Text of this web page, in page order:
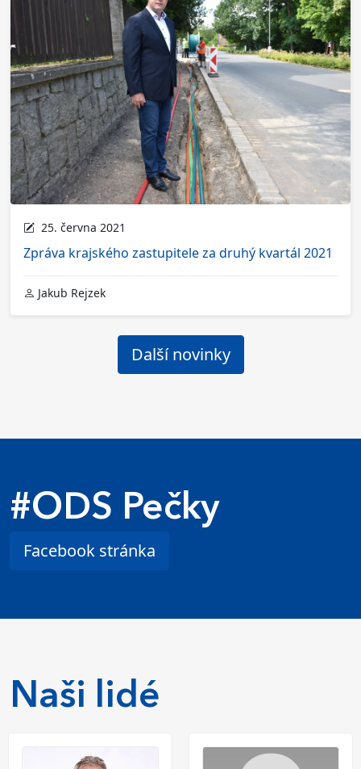
25. června 2021
Zpráva krajského zastupitele za druhý kvartál 2021
Jakub Rejzek
Další novinky
#ODS Pečky
Facebook stránka
Naši lidé